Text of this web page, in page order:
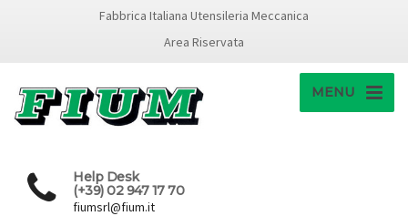
Fabbrica Italiana Utensileria Meccanica
Area Riservata
MENU
Help Desk
(+39) 02 947 17 70
fiumsrl@fium.it